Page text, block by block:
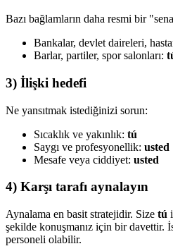
Bazı bağlamların daha resmi bir
Bankalar, devlet daireleri,
Barlar, partiler, spor salonları:
3) İlişki hedefi
Ne yansıtmak istediğinizi sorun:
Sıcaklık ve yakınlık: tú
Saygı ve profesyonellik: usted
Mesafe veya ciddiyet: usted
4) Karşı tarafı aynalayın
Aynalama en basit stratejidir. Size tú
şekilde konuşmanız için bir davettir.
personeli olabilir.